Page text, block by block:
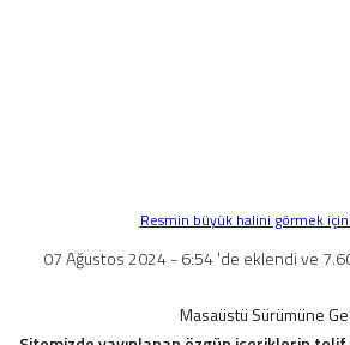
Resmin büyük halini görmek için
07 Ağustos 2024 - 6:54 'de eklendi ve
Masaüstü Sürümüne